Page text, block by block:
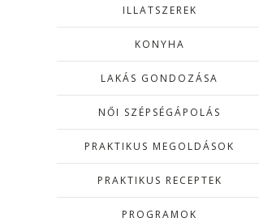
ILLATSZEREK
KONYHA
LAKÁS GONDOZÁSA
NŐI SZÉPSÉGÁPOLÁS
PRAKTIKUS MEGOLDÁSOK
PRAKTIKUS RECEPTEK
PROGRAMOK